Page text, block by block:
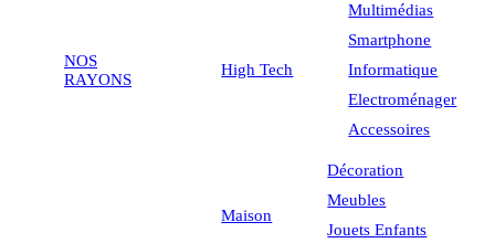
NOS
RAYONS
High Tech
Multimédias
Smartphone
Informatique
Electroménager
Accessoires
Maison
Décoration
Meubles
Jouets Enfants